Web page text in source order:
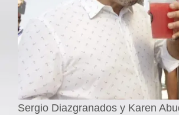
Sergio Diazgranados y Karen